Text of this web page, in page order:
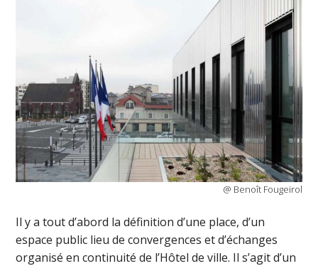
@ Benoît Fougeirol
Il y a tout d’abord la définition d’une place, d’un
espace public lieu de convergences et d’échanges
organisé en continuité de l’Hôtel de ville. Il s’agit d’un